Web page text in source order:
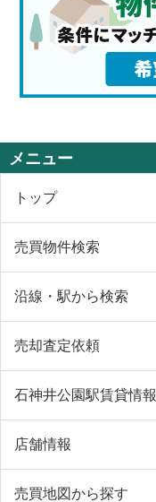
メニュー
トップ
売買物件検索
沿線・駅から検索
売却査定依頼
石神井公園駅賃貸情報
店舗情報
売買地図から探す